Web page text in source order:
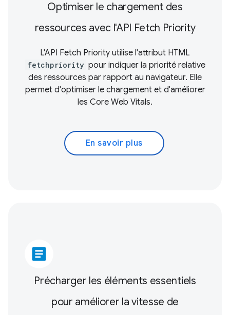
Optimiser le chargement des
ressources avec l'API Fetch Priority
L'API Fetch Priority utilise l'attribut HTML
fetchpriority pour indiquer la priorité relative
des ressources par rapport au navigateur. Elle
permet d'optimiser le chargement et d'améliorer
les Core Web Vitals.
En savoir plus
article
Précharger les éléments essentiels
pour améliorer la vitesse de